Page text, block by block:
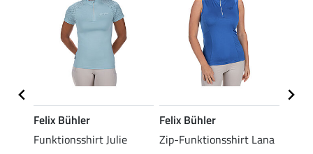
Felix Bühler
Funktionsshirt Julie
Felix Bühler
Zip-Funktionsshirt Lana